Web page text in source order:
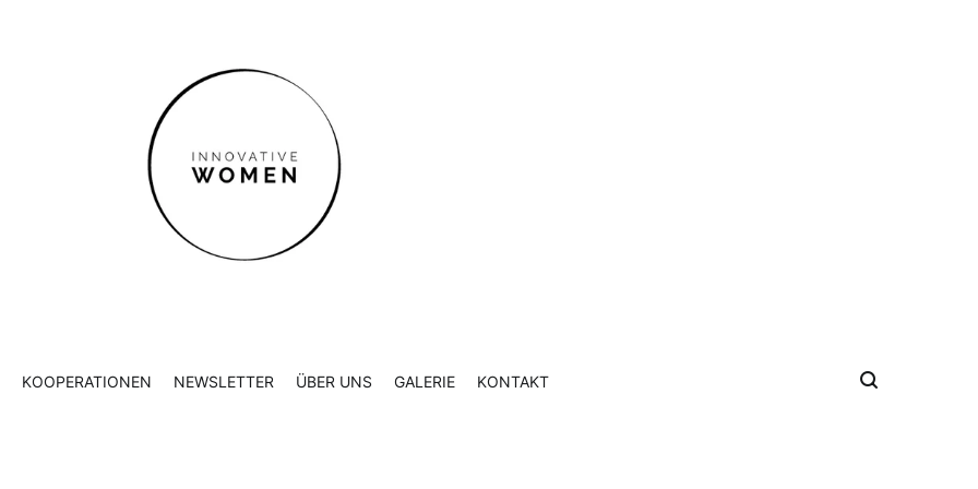
KOOPERATIONEN NEWSLETTER ÜBER UNS GALERIE KONTAKT